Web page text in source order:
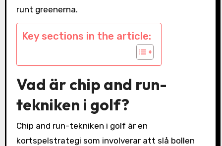
runt greenerna.
Key sections in the article:
Vad är chip and run-
tekniken i golf?
Chip and run-tekniken i golf är en
kortspelstrategi som involverar att slå bollen